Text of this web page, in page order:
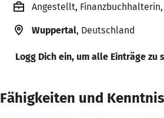
Angestellt, Finanzbuchhalterin,
Wuppertal, Deutschland
Logg Dich ein, um alle Einträge zu
Fähigkeiten und